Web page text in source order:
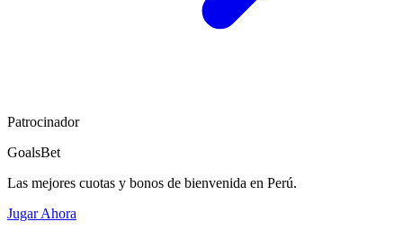
Patrocinador
GoalsBet
Las mejores cuotas y bonos de bienvenida en Perú.
Jugar Ahora